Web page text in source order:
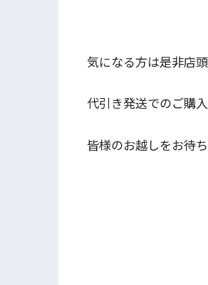
気になる方は是非店
代引き発送でのご購
皆様のお越しをお待ち